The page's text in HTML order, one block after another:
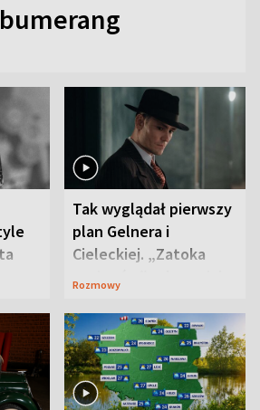
Tak wyglądał pierwszy
plan Gelnera i
Cieleckiej. „Zatoka
szpiegów” od razu ich
Rozmowy